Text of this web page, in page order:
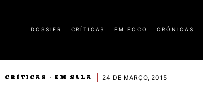
DOSSIER CRÍTICAS EM FOCO CRÓNICAS
CRÍTICAS · EM SALA 24 DE MARÇO, 2015